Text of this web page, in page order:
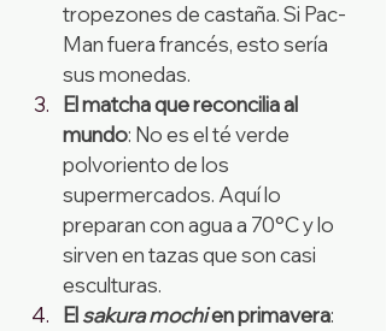
tropezones de castaña. Si Pac-
Man fuera francés, esto sería
sus monedas.
El matcha que reconcilia al
mundo: No es el té verde
polvoriento de los
supermercados. Aquí lo
preparan con agua a 70°C y lo
sirven en tazas que son casi
esculturas.
El sakura mochi en primavera: